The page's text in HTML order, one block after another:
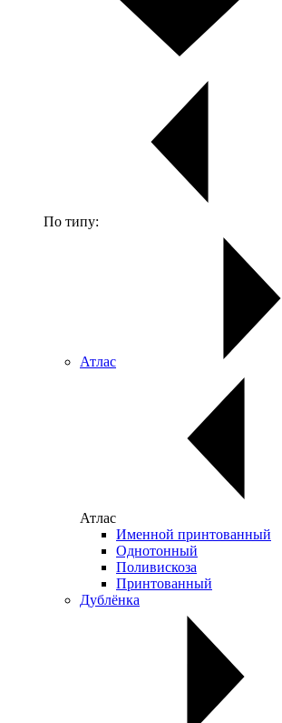
По типу:
Атлас
Атлас
Именной принтованный
Однотонный
Поливискоза
Принтованный
Дублёнка